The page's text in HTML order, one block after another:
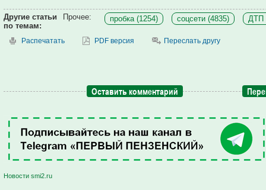
Другие статьи
по темам:
Прочее: пробка (1254) соцсети (4835) ДТП
Распечатать PDF версия Переслать другу
Оставить комментарий
Новости smi2.ru